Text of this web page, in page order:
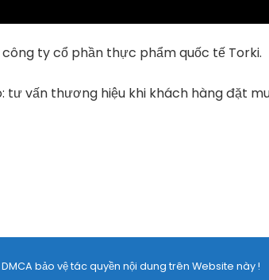
ty cổ phần thực phẩm quốc tế Torki.
vấn thương hiệu khi khách hàng đặt
bảo vệ tác quyền nội dung trên Website này !